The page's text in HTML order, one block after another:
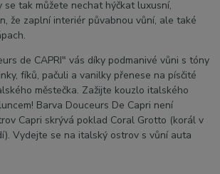
se tak můžete nechat hýčkat luxusní,
že zaplní interiér půvabnou vůní, ale také
de CAPRI" vás díky podmanivé vůni s tóny
fíků, pačuli a vanilky přenese na písčité
městečka. Zažijte kouzlo italského
Barva Douceurs De Capri není
Capri skrývá poklad Coral Grotto (korál v
Vydejte se na italský ostrov s vůní auta